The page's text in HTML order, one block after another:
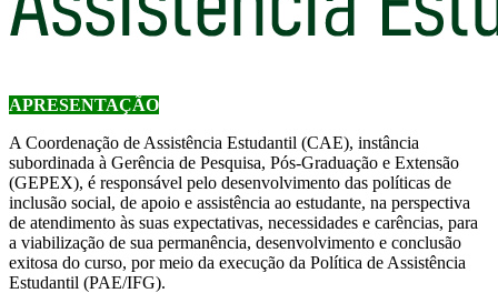
APRESENTAÇÃO
A Coordenação de Assistência Estudantil (CAE), instância
subordinada à Gerência de Pesquisa, Pós-Graduação e Extensão
(GEPEX), é responsável pelo desenvolvimento das políticas de
inclusão social, de apoio e assistência ao estudante, na perspectiva
de atendimento às suas expectativas, necessidades e carências, para
a viabilização de sua permanência, desenvolvimento e conclusão
exitosa do curso, por meio da execução da Política de Assistência
Estudantil (PAE/IFG).